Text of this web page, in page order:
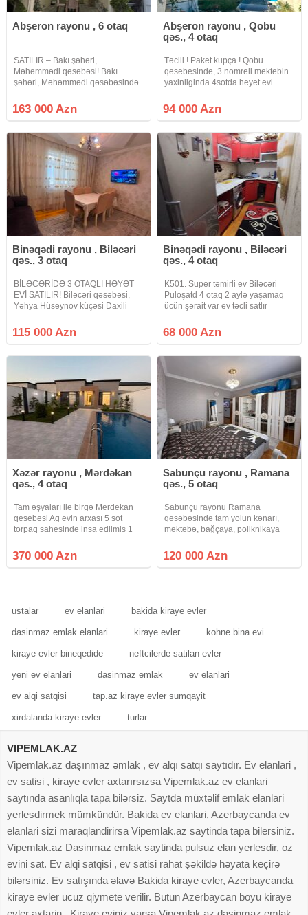
Abşeron rayonu , 6 otaq
SATILIR – Bakı şəhəri,
Məhəmmədi qəsəbəsi! Bakı
şəhəri, Məhəmmədi qəsəbəsində
tikilmiş tam şəraitli 2 mərtəbəli, 6
otaqlı fərdi yaşayış evi satışa
163 000 Azn
Abşeron rayonu , Qobu
qəs., 4 otaq
Təcili ! Paket kupça ! Qobu
qesebesinde, 3 nomreli mektebin
yaxinliginda 4sotda heyet evi
temir olunub. Awaqi mertebede 1
zal, 1 yataq otagi, kuxna ve
94 000 Azn
Binəqədi rayonu , Biləcəri
qəs., 3 otaq
BİLƏCƏRİDƏ 3 OTAQLI HƏYƏT
EVİ SATILIR! Biləcəri qəsəbəsi,
Yəhya Hüseynov küçəsi Daxili
İstirahət Mərkəzinin yaxınlığı
Torpaq sahəsi: 1 sot Ev: 75 m²
115 000 Azn
Binəqədi rayonu , Biləcəri
qəs., 4 otaq
K501. Super təmirli ev Biləcəri
Puloşatd 4 otaq 2 aylə yaşamaq
ücün şərait var ev təcli satlır
vaxt baxmaq olar ciraq əmlak
kanalına abunə olun bütün
68 000 Azn
Xəzər rayonu , Mərdəkan
qəs., 4 otaq
Tam əşyaları ile birgə Merdekan
qesebesi Ag evin arxası 5 sot
torpaq sahesinde insa edilmis 1
sahesi 150 kvmdir. Holl, 1 zal, 3
yataq otağı, 1 metbexi, 2 sanuzeli
370 000 Azn
Sabunçu rayonu , Ramana
qəs., 5 otaq
Sabunçu rayonu Ramana
qəsəbəsində tam yolun kənarı,
məktəbə, bağçaya, poliknikaya
xətdinə yaxın 3 sot torpaq sahəsi
üzərində ümümi tikili sahəsi 160
120 000 Azn
ustalar ev elanlari bakida kiraye evler
dasinmaz emlak elanlari kiraye evler kohne bina evi
kiraye evler bineqedide neftcilerde satilan evler
yeni ev elanlari dasinmaz emlak ev elanlari
ev alqi satqisi tap.az kiraye evler sumqayit
xirdalanda kiraye evler turlar
VIPEMLAK.AZ
Vipemlak.az daşınmaz əmlak , ev alqı satqı saytıdır. Ev elanlari ,
ev satisi , kiraye evler axtarırsızsa Vipemlak.az ev elanlari
saytında asanlıqla tapa bilərsiz. Saytda müxtəlif emlak elanlari
yerlesdirmek mümkündür. Bakida ev elanlari, Azerbaycanda ev
elanlari sizi maraqlandirirsa Vipemlak.az saytinda tapa bilersiniz.
Vipemlak.az Dasinmaz emlak saytinda pulsuz elan yerlesdir, oz
evini sat. Ev alqi satqisi , ev satisi rahat şəkildə həyata keçirə
bilərsiniz. Ev satışında əlavə Bakida kiraye evler, Azerbaycanda
kiraye evler ucuz qiymete verilir. Butun Azerbaycan boyu kiraye